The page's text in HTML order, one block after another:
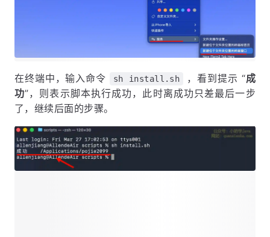
在终端中，输入命令 sh install.sh ，看到提示 “成
功”，则表示脚本执行成功，此时离成功只差最后一步
了，继续后面的步骤。